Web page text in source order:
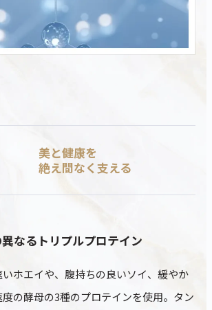
美と健康を
絶え間なく支える
なるトリプルプロテイン
ホエイや、腹持ちの良いソイ、緩やか
の酵母の3種のプロテインを使用。タン